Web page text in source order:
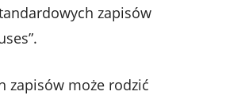
zapisów
zapisów może rodzić